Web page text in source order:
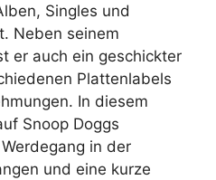
Singles und
Neben seinem
er auch ein geschickter
Plattenlabels
In diesem
Snoop Doggs
in der
und eine kurze